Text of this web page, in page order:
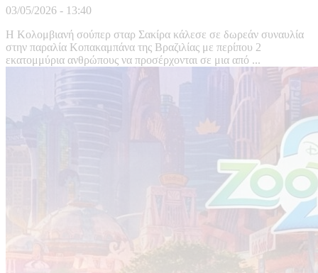
03/05/2026 - 13:40
Η Κολομβιανή σούπερ σταρ Σακίρα κάλεσε σε δωρεάν συναυλία
στην παραλία Κοπακαμπάνα της Βραζιλίας με περίπου 2
εκατομμύρια ανθρώπους να προσέρχονται σε μια από ...